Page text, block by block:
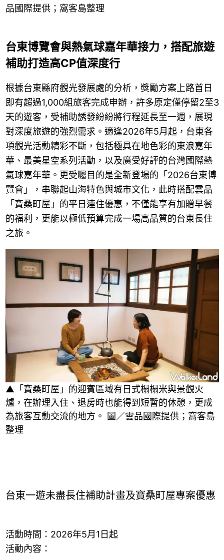
品國際提供；窩客島整理
台東博覽會與熱氣球嘉年華接力，搭配旅遊
補助打造高CP值深度行
根據台東縣府觀光發展處的分析，獎勵方案上路首日
即有超過1,000組旅客完成申辦，許多原定僅停留2至3
天的遊客，受補助誘發紛紛將行程延長至一週，展現
對深度旅遊的強烈需求。適逢2026年5月起，台東各
項觀光活動精彩不斷，包括極具在地色彩的東浪嘉年
華、最美星空系列活動，以及廣受好評的台灣國際熱
氣球嘉年華。更受矚目的是全新登場的「2026台東博
覽會」，串聯起山海特色與城市文化，此時搭配雲品
「寶桑町屋」的平日連住優惠，不僅能享有加贈早餐
的福利，更能以極低預算完成一場高品質的台東長住
之旅。
▲「寶桑町屋」的迎賓區域有日式榻榻米與景觀火
爐，在辦理入住、退房時也能得到短暫的休憩，更成
為旅客互動交流的地方。 圖／雲品國際提供；窩客島
整理
台東一遊未盡長住補助計畫及寶桑町屋專案優惠
活動時間：2026年5月1日起
活動內容：